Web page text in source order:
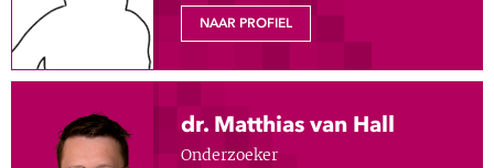
Uitgelicht
Show
BLOG
NAAR PROFIEL
dr. Matthias van Hall
Onderzoeker